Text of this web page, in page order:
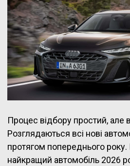
Процес відбору простий, але
Розглядаються всі нові
протягом попереднього
найкращий автомобіль 2026